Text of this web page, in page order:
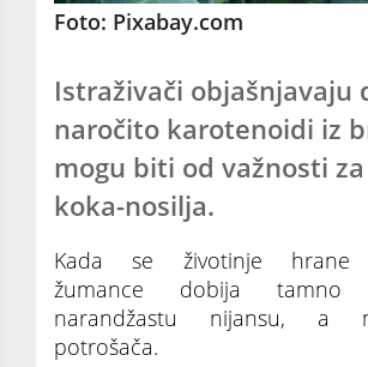
Foto: Pixabay.com
Istraživači objašnjavaju
naročito karotenoidi iz
mogu biti od važnosti
koka-nosilja.
Kada se životinje hrane
žumance dobija
narandžastu nijansu, a
potrošača.